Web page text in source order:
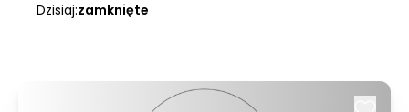
Dzisiaj:zamknięte